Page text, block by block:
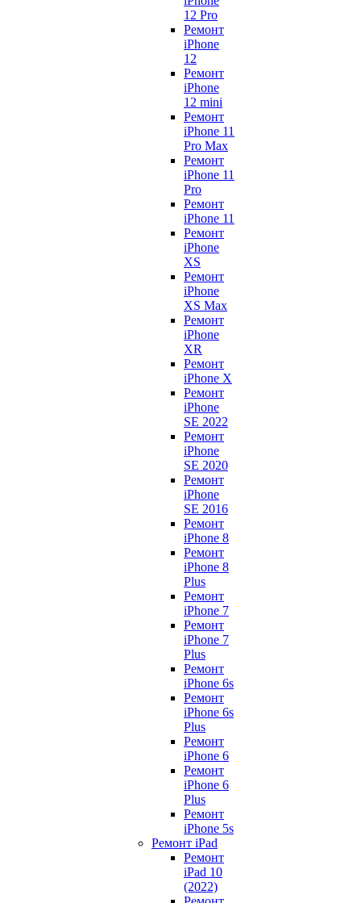
12 Pro
Ремонт
iPhone
12
Ремонт
iPhone
12 mini
Ремонт
iPhone 11
Pro Max
Ремонт
iPhone 11
Pro
Ремонт
iPhone 11
Ремонт
iPhone
XS
Ремонт
iPhone
XS Max
Ремонт
iPhone
XR
Ремонт
iPhone X
Ремонт
iPhone
SE 2022
Ремонт
iPhone
SE 2020
Ремонт
iPhone
SE 2016
Ремонт
iPhone 8
Ремонт
iPhone 8
Plus
Ремонт
iPhone 7
Ремонт
iPhone 7
Plus
Ремонт
iPhone 6s
Ремонт
iPhone 6s
Plus
Ремонт
iPhone 6
Ремонт
iPhone 6
Plus
Ремонт
iPhone 5s
Ремонт iPad
Ремонт
iPad 10
(2022)